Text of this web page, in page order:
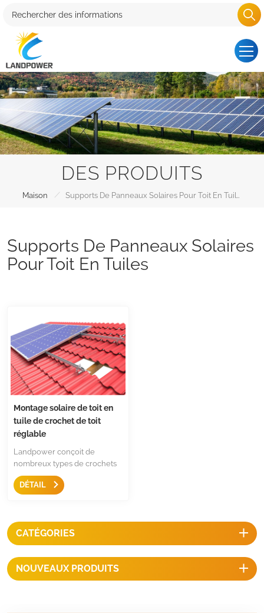
DES PRODUITS
Maison /
Supports De Panneaux Solaires
Pour Toit En Tuiles
Montage solaire de toit en
tuile de crochet de toit
réglable
Landpower conçoit de
nombreux types de crochets
pour toit en tuiles pour la
plupart des types de
ardoise et le carrelage
roumain. Ils sont économiques
et faciles à installer.
DÉTAIL
CATÉGORIES
NOUVEAUX PRODUITS